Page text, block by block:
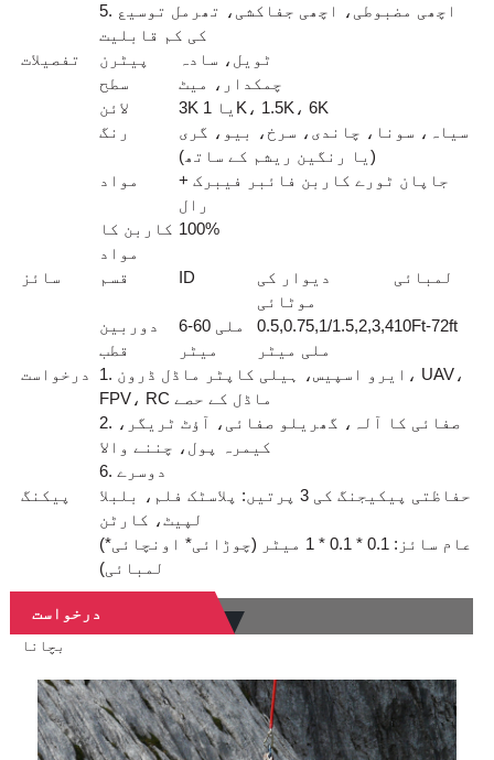
5. اچھی مضبوطی، اچھی جفاکشی، تھرمل توسیع
کی کم قابلیت
تفصیلات
پیٹرن
ٹویل، سادہ
سطح
چمکدار، میٹ
لائن
3K یا 1K، 1.5K، 6K
رنگ
سیاہ، سونا، چاندی، سرخ، بیو، گری
(یا رنگین ریشم کے ساتھ)
مواد
جاپان ٹورے کاربن فائبر فیبرک +
رال
کاربن کا
مواد
100%
سائز قسم ID
دیوار کی
موٹائی
لمبائی
دوربین
قطب
6-60 ملی
میٹر
0.5,0.75,1/1.5,2,3,4
ملی میٹر
10Ft-72ft
درخواست
1. ایرو اسپیس، ہیلی کاپٹر ماڈل ڈرون، UAV،
FPV، RC ماڈل کے حصے
2. صفائی کا آلہ، گھریلو صفائی، آؤٹ ٹریگر،
کیمرہ پول، چننے والا
6. دوسرے
پیکنگ
حفاظتی پیکیجنگ کی 3 پرتیں: پلاسٹک فلم، بلبلا
لپیٹ، کارٹن
(عام سائز: 0.1 * 0.1 * 1 میٹر (چوڑائی* اونچائی*
لمبائی)
درخواست
بچانا